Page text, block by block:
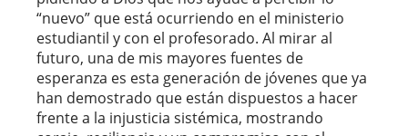
“nuevo” que está ocurriendo en el ministerio
estudiantil y con el profesorado. Al mirar al
futuro, una de mis mayores fuentes de
esperanza es esta generación de jóvenes que ya
han demostrado que están dispuestos a hacer
frente a la injusticia sistémica, mostrando